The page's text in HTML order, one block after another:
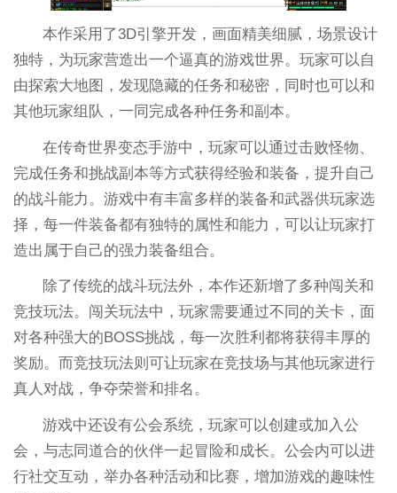
本作采用了3D引擎开发，画面精美细腻，场景设计
独特，为玩家营造出一个逼真的游戏世界。玩家可以自
由探索大地图，发现隐藏的任务和秘密，同时也可以和
其他玩家组队，一同完成各种任务和副本。
在传奇世界变态手游中，玩家可以通过击败怪物、
完成任务和挑战副本等方式获得经验和装备，提升自己
的战斗能力。游戏中有丰富多样的装备和武器供玩家选
择，每一件装备都有独特的属性和能力，可以让玩家打
造出属于自己的强力装备组合。
除了传统的战斗玩法外，本作还新增了多种闯关和
竞技玩法。闯关玩法中，玩家需要通过不同的关卡，面
对各种强大的BOSS挑战，每一次胜利都将获得丰厚的
奖励。而竞技玩法则可让玩家在竞技场与其他玩家进行
真人对战，争夺荣誉和排名。
游戏中还设有公会系统，玩家可以创建或加入公
会，与志同道合的伙伴一起冒险和成长。公会内可以进
行社交互动，举办各种活动和比赛，增加游戏的趣味性